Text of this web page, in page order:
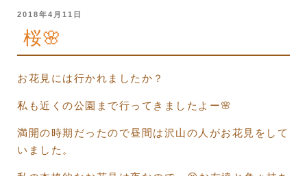
投
日:
2018年4月11日
桜🌸
お花見には行かれましたか？
私も近くの公園まで行ってきましたよー🌸
満開の時期だったので昼間は沢山の人がお花見をして
いました。